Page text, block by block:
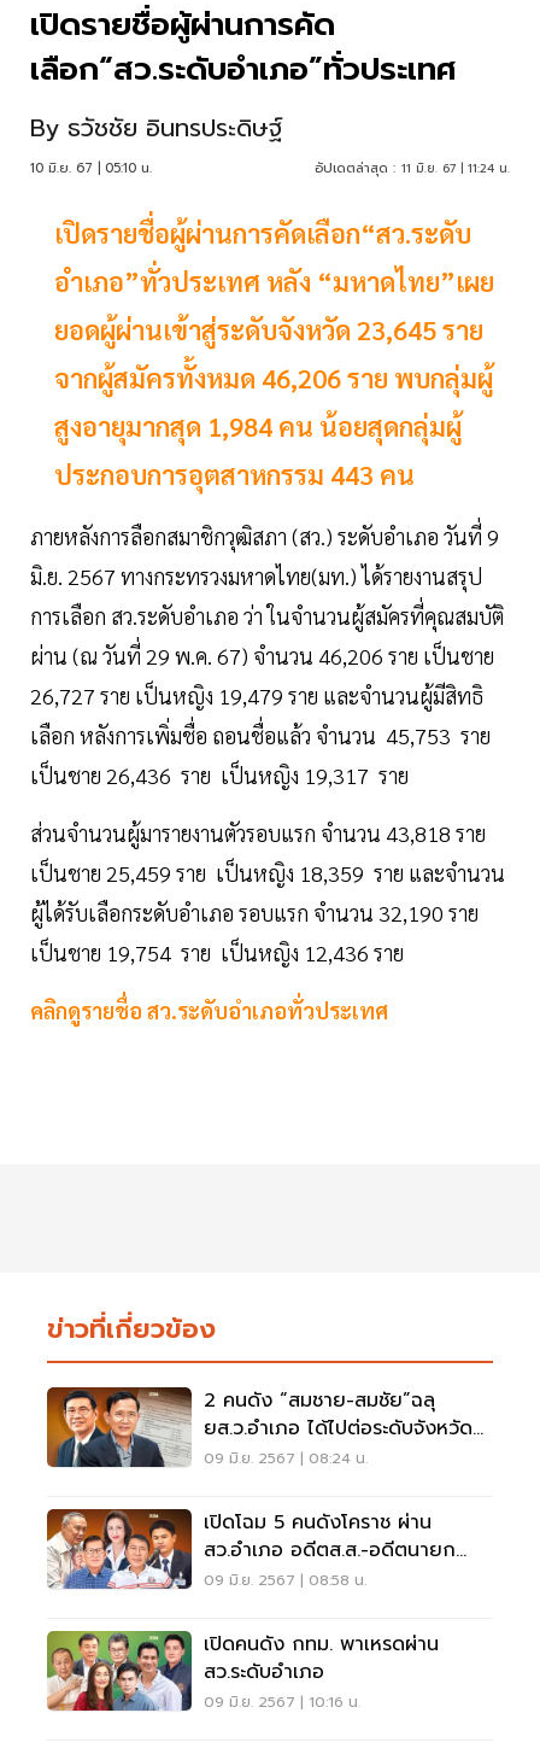
เปิดรายชื่อผู้ผ่านการคัด
เลือก“สว.ระดับอำเภอ”ทั่วประเทศ
By ธวัชชัย อินทรประดิษฐ์
10 มิ.ย. 67 | 05:10 น. อัปเดตล่าสุด : 11 มิ.ย. 67 | 11:24 น.
เปิดรายชื่อผู้ผ่านการคัดเลือก“สว.ระดับ
อำเภอ”ทั่วประเทศ หลัง “มหาดไทย”เผย
ยอดผู้ผ่านเข้าสู่ระดับจังหวัด 23,645 ราย
จากผู้สมัครทั้งหมด 46,206 ราย พบกลุ่มผู้
สูงอายุมากสุด 1,984 คน น้อยสุดกลุ่มผู้
ประกอบการอุตสาหกรรม 443 คน
ภายหลังการลือกสมาชิกวุฒิสภา (สว.) ระดับอำเภอ วันที่ 9
มิ.ย. 2567 ทางกระทรวงมหาดไทย(มท.) ได้รายงานสรุป
การเลือก สว.ระดับอำเภอ ว่า ในจำนวนผู้สมัครที่คุณสมบัติ
ผ่าน (ณ วันที่ 29 พ.ค. 67) จำนวน 46,206 ราย เป็นชาย
26,727 ราย เป็นหญิง 19,479 ราย และจำนวนผู้มีสิทธิ
เลือก หลังการเพิ่มชื่อ ถอนชื่อแล้ว จำนวน 45,753 ราย
เป็นชาย 26,436 ราย เป็นหญิง 19,317 ราย
ส่วนจำนวนผู้มารายงานตัวรอบแรก จำนวน 43,818 ราย
เป็นชาย 25,459 ราย เป็นหญิง 18,359 ราย และจำนวน
ผู้ได้รับเลือกระดับอำเภอ รอบแรก จำนวน 32,190 ราย
เป็นชาย 19,754 ราย เป็นหญิง 12,436 ราย
คลิกดูรายชื่อ สว.ระดับอำเภอทั่วประเทศ
ข่าวที่เกี่ยวข้อง
2 คนดัง “สมชาย-สมชัย”ฉลุ
ยส.ว.อำเภอ ได้ไปต่อระดับจังหวัด
16 มิ.ย.นี้
09 มิ.ย. 2567 | 08:24 น.
เปิดโฉม 5 คนดังโคราช ผ่าน
สว.อำเภอ อดีตส.ส.-อดีตนายก
อบจ.-แกนนำเสื้อแดง
09 มิ.ย. 2567 | 08:58 น.
เปิดคนดัง กทม. พาเหรดผ่าน
สว.ระดับอำเภอ
09 มิ.ย. 2567 | 10:16 น.